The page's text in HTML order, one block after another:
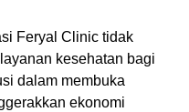
Feryal Clinic tidak
kesehatan bagi
dalam membuka
ekonomi